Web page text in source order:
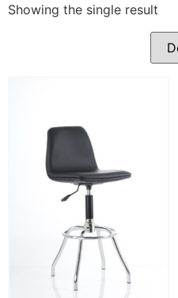
Showing the single result